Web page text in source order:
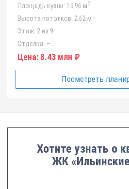
Площадь кухни: 15.96 м2
Высота потолков: 2.62 м
Этаж: 2 из 9
Отделка: —
Цена: 8.43 млн ₽
Посмотреть
Хотите узнать о
ЖК